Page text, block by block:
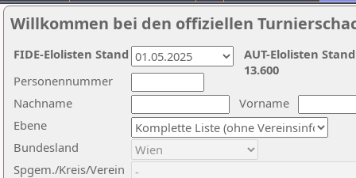
Willkommen bei den offiziellen
Nachname
Vorname
Ebene
Personennummer
Bundesland
Spgem./Kreis/Verein
AUT-Elolisten
13.600
FIDE-Elolisten Stand